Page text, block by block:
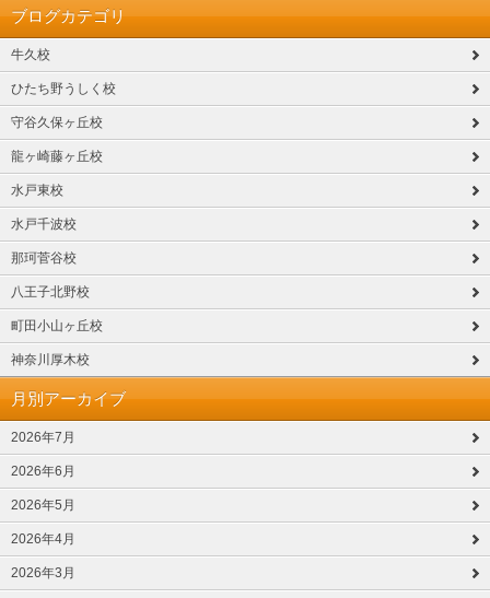
ブログカテゴリ
牛久校
ひたち野うしく校
守谷久保ヶ丘校
龍ヶ崎藤ヶ丘校
水戸東校
水戸千波校
那珂菅谷校
八王子北野校
町田小山ヶ丘校
神奈川厚木校
月別アーカイブ
2026年7月
2026年6月
2026年5月
2026年4月
2026年3月